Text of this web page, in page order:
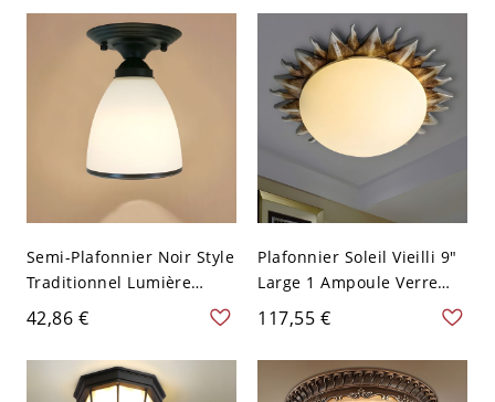
Noir 19,05 cm
120 V Verre Transparent
20,32 cm
Semi-Plafonnier Noir Style
Traditionnel Lumière
Semi-Encastrée au
Plafond Abat-Jour en
Verre 1 Tête - Noir 110 V-
120 V Verre de Vin
42,86 €
Plafonnier Soleil Vieilli 9"
Large 1 Ampoule Verre
Laité Montage Encastré
Blanc
117,55 €